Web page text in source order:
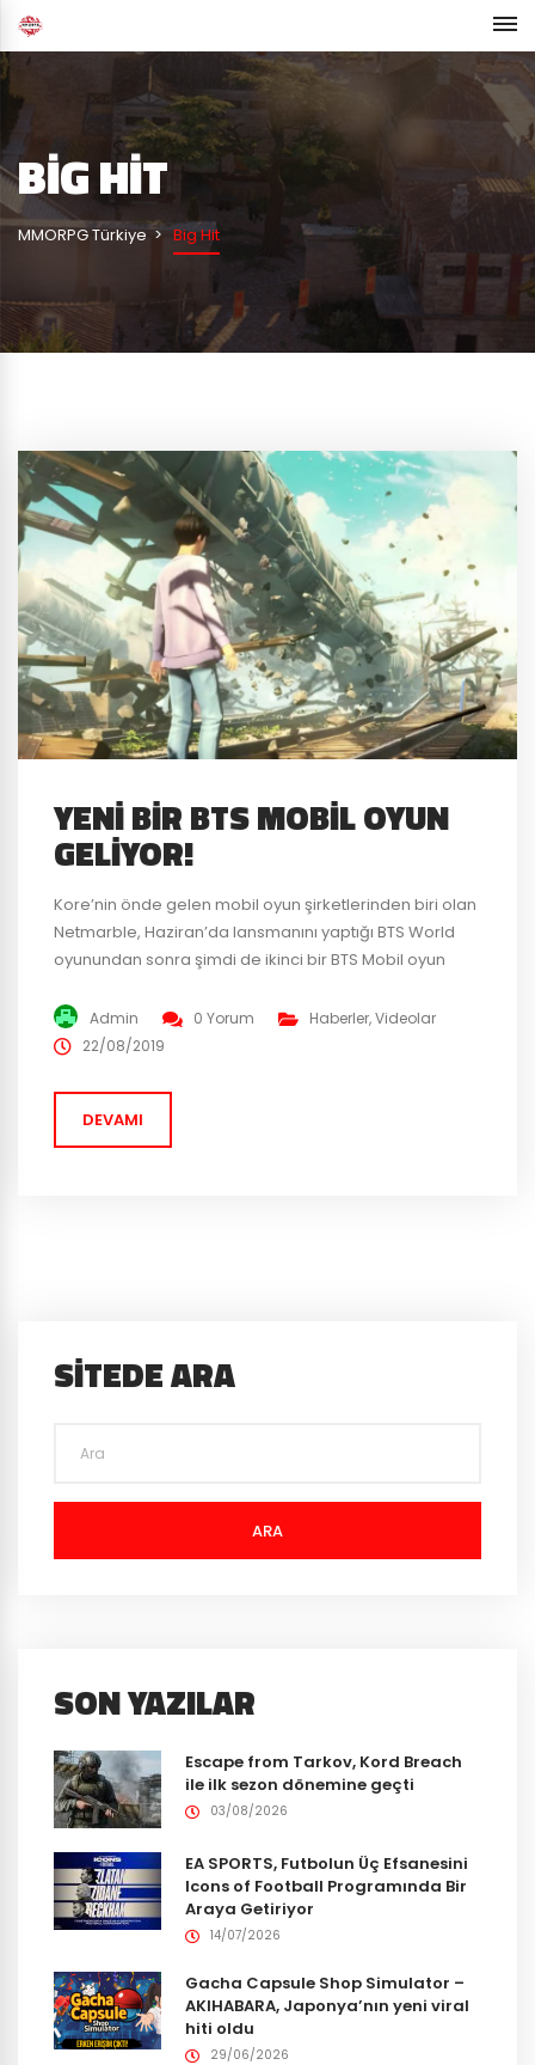
BIG HIT
MMORPG Türkiye Big Hit
YENI BIR BTS MOBIL OYUN
GELIYOR!
Kore’nin önde gelen mobil oyun şirketlerinden biri olan
Netmarble, Haziran’da lansmanını yaptığı BTS World
oyunundan sonra şimdi de ikinci bir BTS Mobil oyun
Army olacak. Tanıtım videosu ilk önce Big Hit
Entertainment tarafından yayınlandı. Daha sonra
evreninden yepyeni bir mobil oyun için...
Admin 0 Yorum Haberler,Videolar
22/08/2019
DEVAMI
SITEDE ARA
ARA
SON YAZILAR
Escape from Tarkov, Kord Breach
ile ilk sezon dönemine geçti
03/08/2026
EA SPORTS, Futbolun Üç Efsanesini
Icons of Football Programında Bir
Araya Getiriyor
14/07/2026
Gacha Capsule Shop Simulator –
AKIHABARA, Japonya’nın yeni viral
hiti oldu
29/06/2026